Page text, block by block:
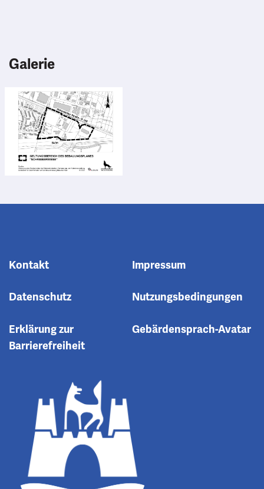
Galerie
Kontakt Impressum
Datenschutz Nutzungsbedingungen
Erklärung zur
Barrierefreiheit
Gebärdensprach-Avatar